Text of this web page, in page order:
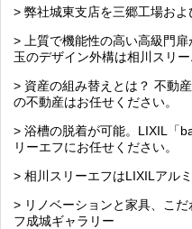
> 弊社城東支店を三郷工場お
> 上質で機能性の高い高級
玉のデザイン外構は相川スリ
> 資産の組み替えとは？ 不動
の不動産はお任せください。
> 浴槽の脱着が可能。LIXIL「
リーエフにお任せください。
> 相川スリーエフはLIXILアル
> リノベーションと家具、こ
フ成城ギャラリー